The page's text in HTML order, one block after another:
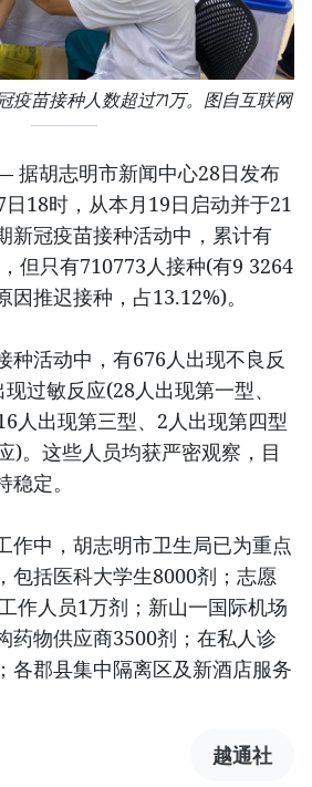
疫苗接种人数超过71万。图自互联网
据胡志明市新闻中心28日发布
18时，从本月19日启动并于21
新冠疫苗接种活动中，累计有
但只有710773人接种(有9 3264
因推迟接种，占13.12%)。
种活动中，有676人出现不良反
过敏反应(28人出现第一型、
人出现第三型、2人出现第四型
)。这些人员均获严密观察，目
定。
作中，胡志明市卫生局已为重点
包括医科大学生8000剂；志愿
作人员1万剂；新山一国际机场
药物供应商3500剂；在私人诊
各郡县集中隔离区及新酒店服务
越通社